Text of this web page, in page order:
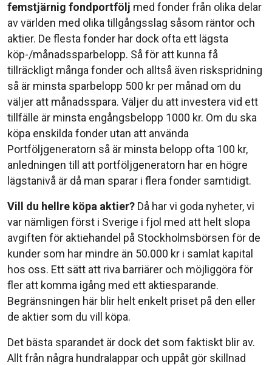
femstjärnig fondportfölj med fonder från olika delar
av världen med olika tillgångsslag såsom räntor och
aktier. De flesta fonder har dock ofta ett lägsta
köp-/månadssparbelopp. Så för att kunna få
tillräckligt många fonder och alltså även riskspridning
så är minsta sparbelopp 500 kr per månad om du
väljer att månadsspara. Väljer du att investera vid ett
tillfälle är minsta engångsbelopp 1000 kr. Om du ska
köpa enskilda fonder utan att använda
Portföljgeneratorn så är minsta belopp ofta 100 kr,
anledningen till att portföljgeneratorn har en högre
lägstanivå är då man sparar i flera fonder samtidigt.
Vill du hellre köpa aktier? Då har vi goda nyheter, vi
var nämligen först i Sverige i fjol med att helt slopa
avgiften för aktiehandel på Stockholmsbörsen för de
kunder som har mindre än 50.000 kr i samlat kapital
hos oss. Ett sätt att riva barriärer och möjliggöra för
fler att komma igång med ett aktiesparande.
Begränsningen här blir helt enkelt priset på den eller
de aktier som du vill köpa.
Det bästa sparandet är dock det som faktiskt blir av.
Allt från några hundralappar och uppåt gör skillnad